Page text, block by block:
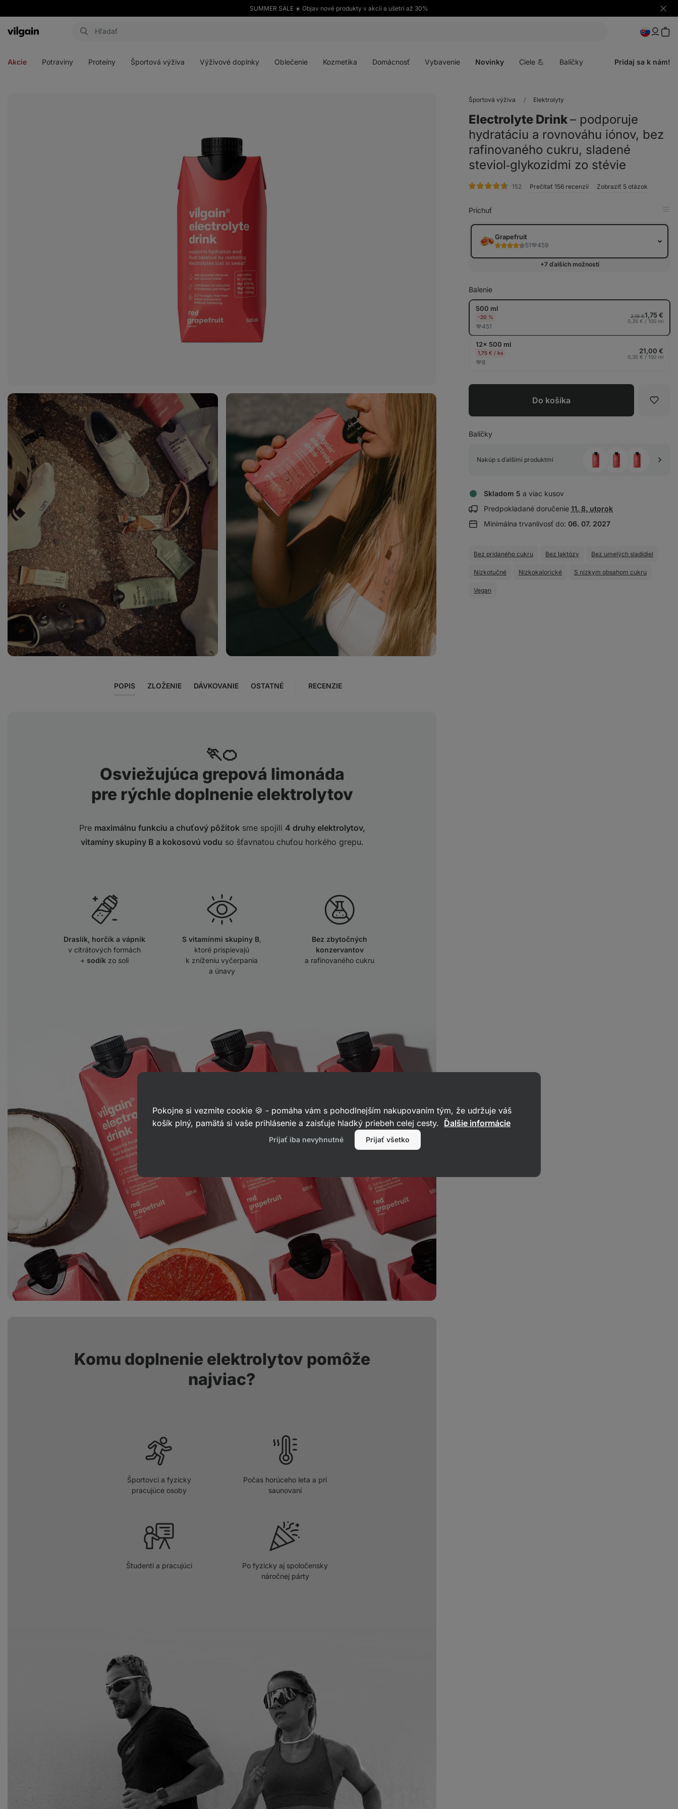
SUMMER SALE ☀️ Objav nové produkty v akcii a ušetri až 30%
Skryť
Eshop
Akcie Potraviny Proteíny Športová výživa Výživové doplnky Oblečenie Kozmetika Domácnosť Vybavenie Novinky Ciele 💪 Balíčky Pridaj sa k nám!
Športová výživa Elektrolyty
Electrolyte Drink⁠–⁠ podporuje
hydratáciu a rovnováhu iónov, bez
rafinovaného cukru, sladené
steviol‑glykozidmi zo stévie
152 hodnotenie
Prečítať 156 recenzií Zobraziť 5 otázok
Príchuť
Grapefruit
51 459
+7 ďalších možností
Balenie
500 ml
-20 %
451
2,19 €1,75 €
0,35 € / 100 ml
12× 500 ml
1,75 € / ks
8
21,00 €
0,35 € / 100 ml
Do košíka
Balíčky
Nakúp s ďalšími produktmi
Skladom 5 a viac kusov
Predpokladané doručenie Zobraziť
o doručení:
11. 8. utorok
Minimálna trvanlivosť do: 06. 07. 2027
Bez pridaného cukru Bez laktózy Bez umelých sladidiel
Nízkotučné Nízkokalorické S nízkym obsahom cukru
Vegan
POPIS ZLOŽENIE DÁVKOVANIE OSTATNÉ RECENZIE
🏃🍊
Osviežujúca grepová limonáda
pre rýchle doplnenie elektrolytov
Pre maximálnu funkciu a chuťový pôžitoksme spojili 4 druhy elektrolytov,
vitamíny skupiny B a kokosovú vodu so šťavnatou chuťou horkého grepu.
Draslík, horčík a vápnik
v citrátových formách
+ sodíkzo soli
S vitamínmi skupiny B
ktoré prispievajú
k zníženiu vyčerpania
a únavy
Bez zbytočných
konzervantov
a rafinovaného cukru
Komu doplnenie elektrolytov pomôže
najviac?
Športovci a fyzicky
pracujúce osoby
Počas horúceho leta a pri
saunovaní
Študenti a pracujúci
Po fyzicky aj spoločensky
náročnej párty
Pokojne si vezmite cookie 🍪 - pomáha vám s pohodlnejším nakupovaním tým, že udržuje váš
košík plný, pamätá si vaše prihlásenie a zaisťuje hladký priebeh celej cesty. Ďalšie informácie
Prijať iba nevyhnutné Prijať všetko